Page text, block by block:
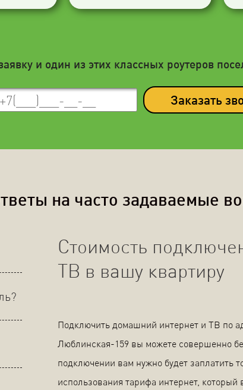
и один из этих классных роутеров
Заказать
на часто задаваемые
Стоимость
ТВ в вашу квартиру
Подключить домашний интернет и ТВ по
Люблинская-159 вы можете совершенно
подключении вам нужно будет заплатить
использования тарифа интернет, который